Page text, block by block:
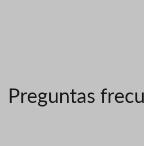
Preguntas